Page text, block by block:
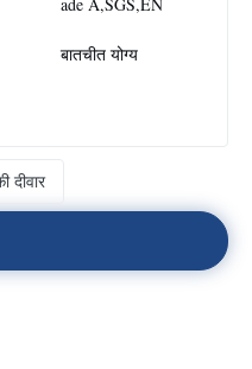
बातचीत योग्य
दीवार